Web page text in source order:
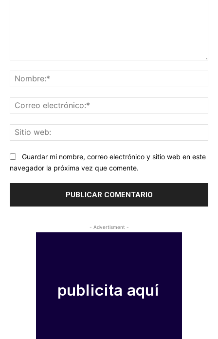
Guardar mi nombre, correo electrónico y sitio web en este
navegador la próxima vez que comente.
- Advertisment -